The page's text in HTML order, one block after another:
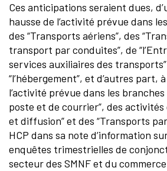
Ces anticipations seraient dues,
hausse de l’activité prévue dans
des “Transports aériens”, des
transport par conduites”, de
services auxiliaires des
“l’hébergement”, et d’autres part,
l’activité prévue dans les
poste et de courrier”, des activités
et diffusion” et des “Transports
HCP dans sa note d’information
enquêtes trimestrielles de
secteur des SMNF et du